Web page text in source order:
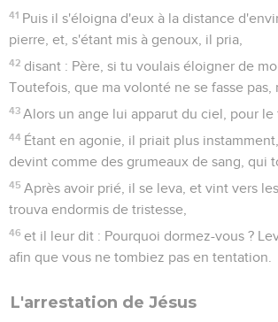
41 Puis il s'éloigna d'eux à la distance
pierre, et, s'étant mis à genoux, il pria,
42 disant : Père, si tu voulais éloigner de
Toutefois, que ma volonté ne se fasse pas,
43 Alors un ange lui apparut du ciel, pour le
44 Étant en agonie, il priait plus
devint comme des grumeaux de sang, qui
45 Après avoir prié, il se leva, et vint vers
trouva endormis de tristesse,
46 et il leur dit : Pourquoi dormez-vous ?
afin que vous ne tombiez pas en tentation.
L'arrestation de Jésus